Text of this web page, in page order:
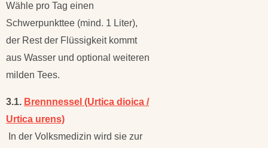
Wähle pro Tag einen
Schwerpunkttee (mind. 1 Liter),
der Rest der Flüssigkeit kommt
aus Wasser und optional weiteren
milden Tees.
3.1. Brennnessel (Urtica dioica /
Urtica urens)
In der Volksmedizin wird sie zur